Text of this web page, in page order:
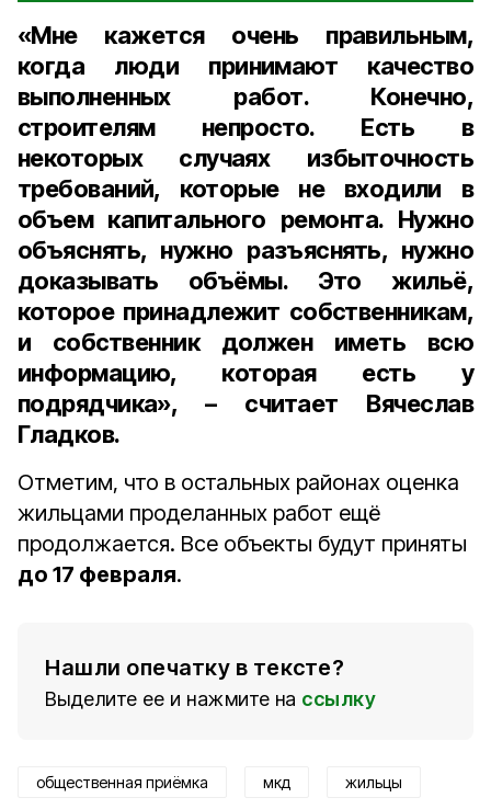
«Мне кажется очень правильным,
когда люди принимают качество
выполненных работ. Конечно,
строителям непросто. Есть в
некоторых случаях избыточность
требований, которые не входили в
объем капитального ремонта. Нужно
объяснять, нужно разъяснять, нужно
доказывать объёмы. Это жильё,
которое принадлежит собственникам,
и собственник должен иметь всю
информацию, которая есть у
подрядчика», – считает Вячеслав
Гладков.
Отметим, что в остальных районах оценка
жильцами проделанных работ ещё
продолжается. Все объекты будут приняты
до 17 февраля.
Нашли опечатку в тексте?
Выделите ее и нажмите на ссылку
общественная приёмка мкд жильцы